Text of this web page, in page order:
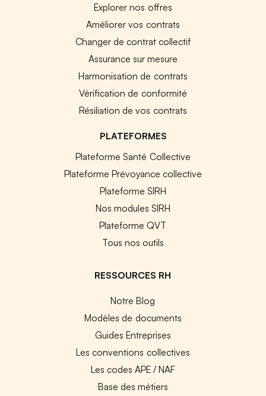
Explorer nos offres
Améliorer vos contrats
Changer de contrat collectif
Assurance sur mesure
Harmonisation de contrats
Vérification de conformité
Résiliation de vos contrats
PLATEFORMES
Plateforme Santé Collective
Plateforme Prévoyance collective
Plateforme SIRH
Nos modules SIRH
Plateforme QVT
Tous nos outils
RESSOURCES RH
Notre Blog
Modèles de documents
Guides Entreprises
Les conventions collectives
Les codes APE / NAF
Base des métiers